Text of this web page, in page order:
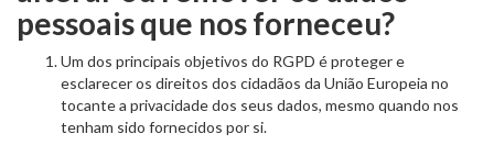
pessoais que nos forneceu?
Um dos principais objetivos do RGPD é proteger e
esclarecer os direitos dos cidadãos da União Europeia no
tocante a privacidade dos seus dados, mesmo quando nos
tenham sido fornecidos por si.